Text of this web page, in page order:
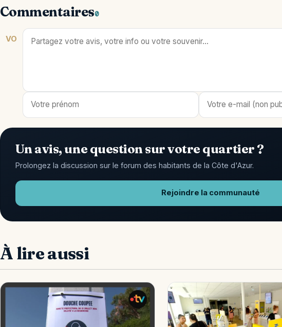
Commentaires0
VO
Un avis, une question sur votre quartier ?
Prolongez la discussion sur le forum des habitants de la Côte d'Azur.
Rejoindre la communauté
À lire aussi